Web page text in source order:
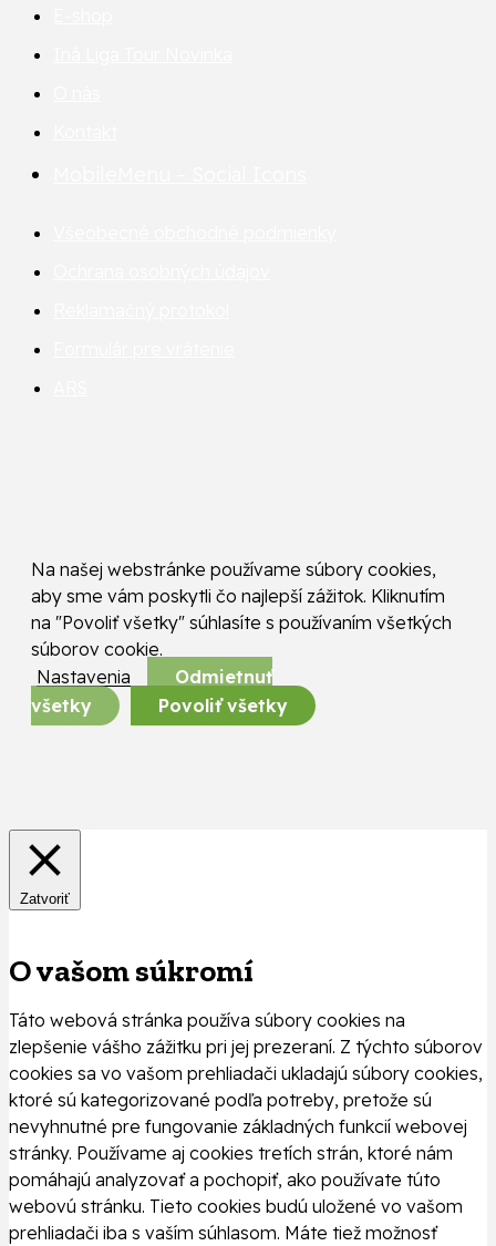
Na našej webstránke používame súbory cookies,
aby sme vám poskytli čo najlepší zážitok. Kliknutím
na "Povoliť všetky" súhlasíte s používaním všetkých
súborov cookie.
Nastavenia
Odmietnuť
všetky
Povoliť všetky
Zatvoriť
O vašom súkromí
Táto webová stránka používa súbory cookies na
zlepšenie vášho zážitku pri jej prezeraní. Z týchto súborov
cookies sa vo vašom prehliadači ukladajú súbory cookies,
ktoré sú kategorizované podľa potreby, pretože sú
nevyhnutné pre fungovanie základných funkcií webovej
stránky. Používame aj cookies tretích strán, ktoré nám
pomáhajú analyzovať a pochopiť, ako používate túto
webovú stránku. Tieto cookies budú uložené vo vašom
prehliadači iba s vaším súhlasom. Máte tiež možnosť